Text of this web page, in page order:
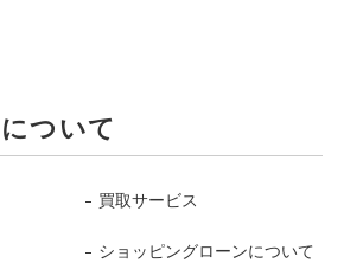
ついて
買取サービス
ショッピングローンについて